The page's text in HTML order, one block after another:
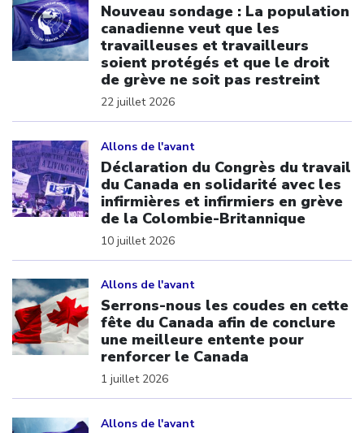
Nouveau sondage : La population
canadienne veut que les
travailleuses et travailleurs
soient protégés et que le droit
de grève ne soit pas restreint
22 juillet 2026
Allons de l'avant
Déclaration du Congrès du travail
du Canada en solidarité avec les
infirmières et infirmiers en grève
de la Colombie-Britannique
10 juillet 2026
Allons de l'avant
Serrons-nous les coudes en cette
fête du Canada afin de conclure
une meilleure entente pour
renforcer le Canada
1 juillet 2026
Allons de l'avant